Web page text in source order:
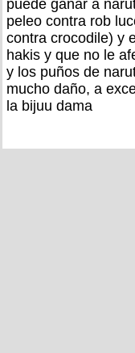
puede ganar a
peleo contra rob
contra crocodile) y
hakis y que no le
y los puños de
mucho daño, a
la bijuu dama